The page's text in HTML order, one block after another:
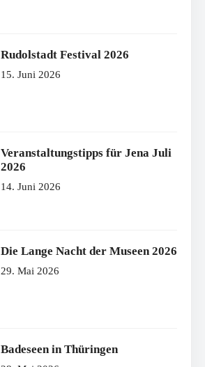
Rudolstadt Festival 2026
15. Juni 2026
Veranstaltungstipps für Jena Juli
2026
14. Juni 2026
Die Lange Nacht der Museen 2026
29. Mai 2026
Badeseen in Thüringen